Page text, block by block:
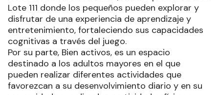
Lote 111 donde los pequeños pueden explorar y
disfrutar de una experiencia de aprendizaje y
entretenimiento, fortaleciendo sus capacidades
cognitivas a través del juego.
Por su parte, Bien activos, es un espacio
destinado a los adultos mayores en el que
pueden realizar diferentes actividades que
favorezcan a su desenvolvimiento diario y en su